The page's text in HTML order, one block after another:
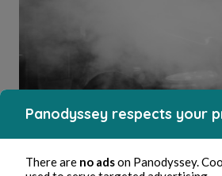
Pollution
Panodyssey respects your
There are no adson Panodyssey.